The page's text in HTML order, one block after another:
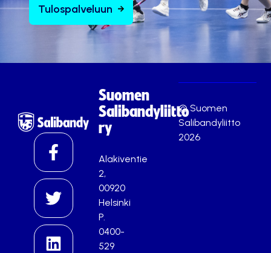
Tulospalveluun
Suomen
Salibandyliitto
ry
Alakiventie
2,
00920
Helsinki
P.
0400-
529
© Suomen
Salibandyliitto
2026